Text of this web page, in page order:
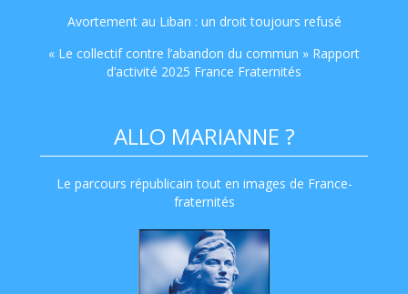
Avortement au Liban : un droit toujours refusé
« Le collectif contre l’abandon du commun » Rapport
d’activité 2025 France Fraternités
ALLO MARIANNE ?
Le parcours républicain tout en images de France-
fraternités